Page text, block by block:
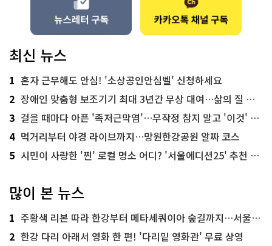
최신 뉴스
1 혼자 근무해도 안심! '소상공인안심벨' 신청하세요
2 장애인 맞춤형 보조기기 최대 3년간 무상 대여…삶의 질 높인다
3 걸을 때마다 아픈 '족저근막염'…무작정 참지 말고 '이것' 해보세요!
4 먹거리부터 야경 라이브까지…망원한강공원 알짜 코스
5 시민이 사랑한 '찐' 로컬 명소 어디? '서울에디션25' 추천 코스
많이 본 뉴스
1 주황색 리본 따라 한강부터 메타세쿼이아 숲길까지…서울둘레길 15코스
2 한강 다리 아래서 영화 한 편! '다리밑 영화관' 무료 상영